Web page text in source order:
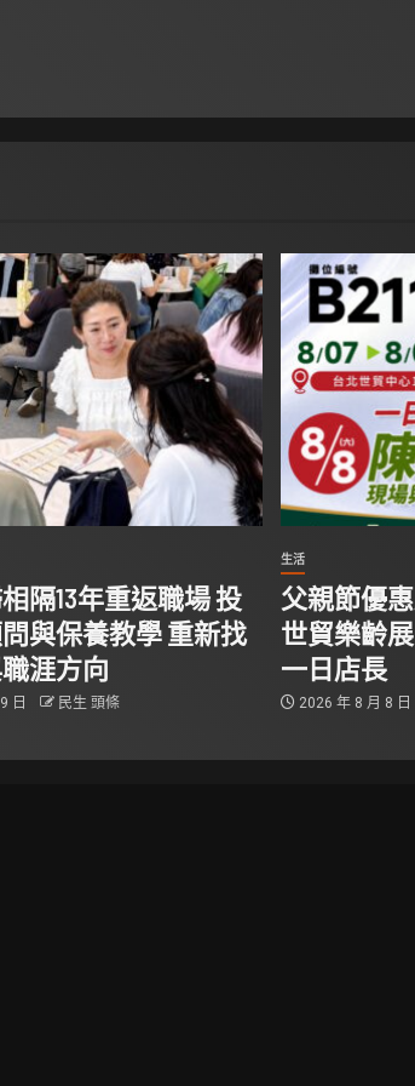
隔13年重返職場 投
與保養教學 重新找
涯方向
日 民生 頭條
生活
父親節優
世貿樂齡
一日店長
2026 年 8 月 8 日